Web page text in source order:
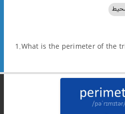
1.What is the perimeter of the